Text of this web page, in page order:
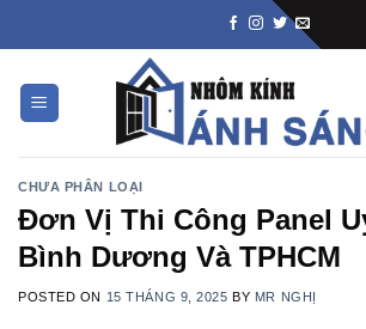
CHƯA PHÂN LOẠI
Đơn Vị Thi Công Panel
Bình Dương Và TPHCM
POSTED ON 15 THÁNG 9, 2025 BY MR NGHỊ